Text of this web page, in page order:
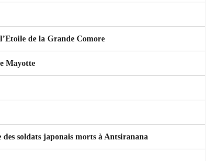
de la Grande Comore
Mayotte
soldats japonais morts à Antsiranana